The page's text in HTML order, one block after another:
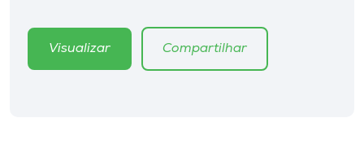
Editora
Visualizar Compartilhar